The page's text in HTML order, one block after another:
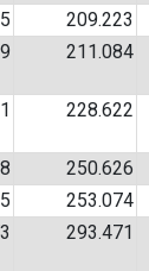
209.223
211.084
228.622
250.626
253.074
293.471